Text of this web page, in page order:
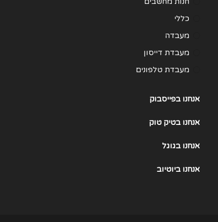
כללי
מעבדה
מעבדת דייסון
מעבדת טלפונים
תיקון Huawei
תיקון One Plus
תיקון Samsung Galaxy 23
אנחנו בפייסבוק
אנחנו בטיק טוק
אנחנובגוגל
אנחנוביוטיוב